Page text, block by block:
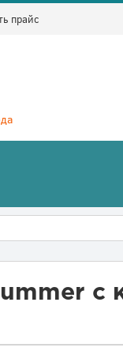
прайс
с